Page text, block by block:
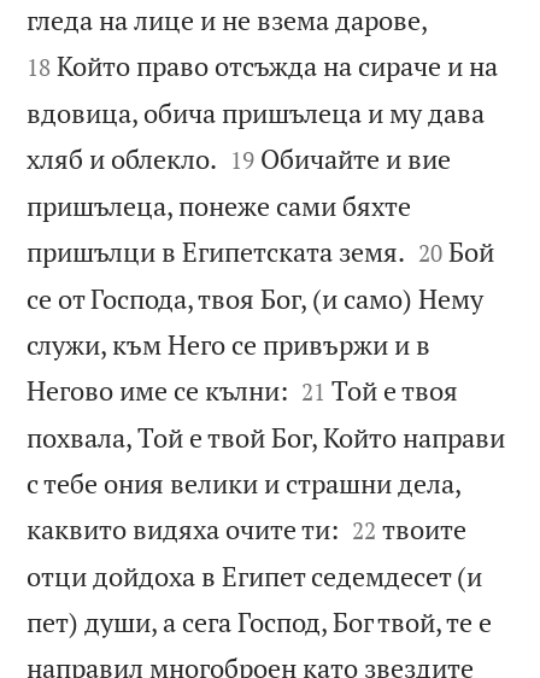
гледа на лице и не взема дарове,
18 Който право отсъжда на сираче и на
вдовица, обича пришълеца и му дава
хляб и облекло. 

19 Обичайте и вие
пришълеца, понеже сами бяхте
пришълци в Египетската земя. 

20 Бой
се от Господа, твоя Бог, (и само) Нему
служи, към Него се привържи и в
Негово име се кълни: 

21 Той е твоя
похвала, Той е твой Бог, Който направи
с тебе ония велики и страшни дела,
каквито видяха очите ти: 

22 твоите
отци дойдоха в Египет седемдесет (и
пет) души, а сега Господ, Бог твой, те е
направил многоброен като звездите